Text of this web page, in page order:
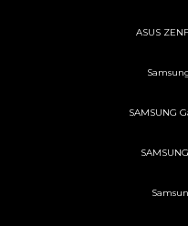
ASUS
SAMSUNG